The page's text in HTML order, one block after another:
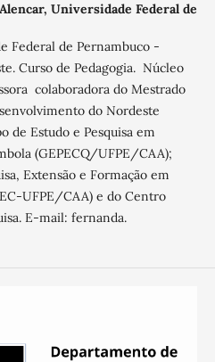
Universidade Federal de
Federal de Pernambuco -
Curso de Pedagogia. Núcleo
colaboradora do Mestrado
do Nordeste
de Estudo e Pesquisa em
(GEPECQ/UFPE/CAA);
Extensão e Formação em
UFPE/CAA) e do Centro
E-mail: fernanda.